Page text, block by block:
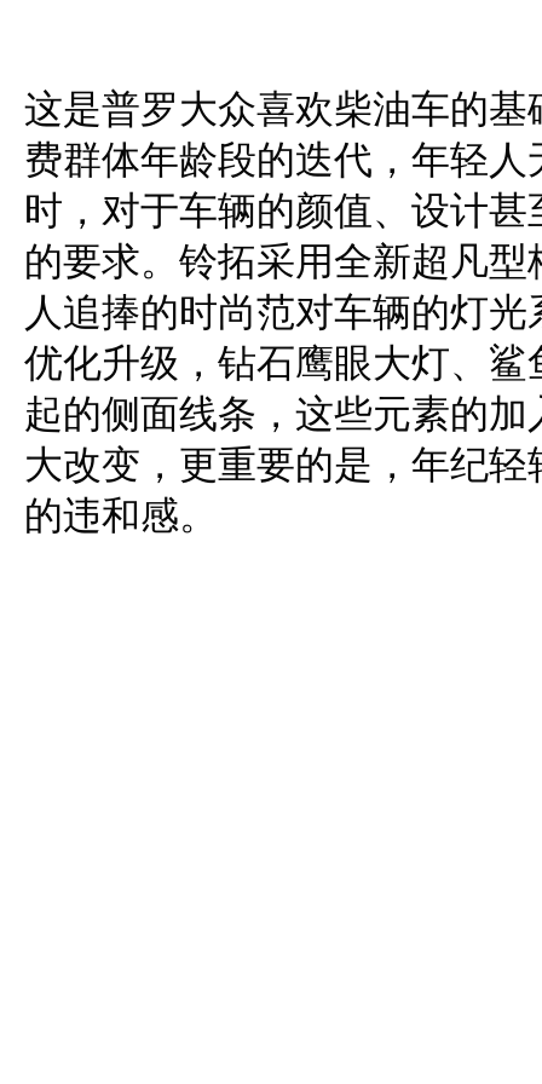
这是普罗大众喜欢柴油车的
费群体年龄段的迭代，年轻
时，对于车辆的颜值、设计
的要求。铃拓采用全新超凡
人追捧的时尚范对车辆的灯
优化升级，钻石鹰眼大灯、
起的侧面线条，这些元素的
大改变，更重要的是，年纪
的违和感。